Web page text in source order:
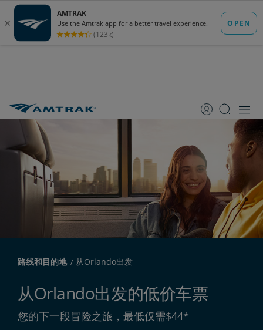
至
至
至
路线和目的地 从Orlando出发
从Orlando出发的低价车票
您的下一段冒险之旅，最低仅需$44*